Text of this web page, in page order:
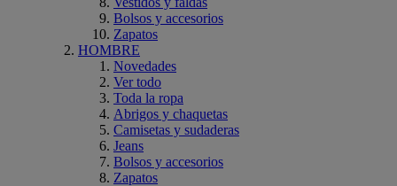
Bolsos y accesorios
Zapatos
HOMBRE
Novedades
Ver todo
Toda la ropa
Abrigos y chaquetas
Camisetas y sudaderas
Jeans
Bolsos y accesorios
Zapatos